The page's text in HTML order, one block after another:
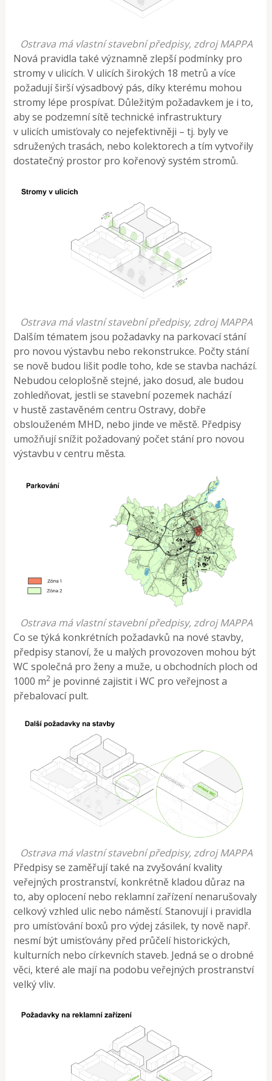
Ostrava má vlastní stavební předpisy, zdroj MAPPA
Nová pravidla také významně zlepší podmínky pro
stromy v ulicích. V ulicích širokých 18 metrů a více
požadují širší výsadbový pás, díky kterému mohou
stromy lépe prospívat. Důležitým požadavkem je i to,
aby se podzemní sítě technické infrastruktury
v ulicích umisťovaly co nejefektivněji – tj. byly ve
sdružených trasách, nebo kolektorech a tím vytvořily
dostatečný prostor pro kořenový systém stromů.
Ostrava má vlastní stavební předpisy, zdroj MAPPA
Dalším tématem jsou požadavky na parkovací stání
pro novou výstavbu nebo rekonstrukce. Počty stání
se nově budou lišit podle toho, kde se stavba nachází.
Nebudou celoplošně stejné, jako dosud, ale budou
zohledňovat, jestli se stavební pozemek nachází
v hustě zastavěném centru Ostravy, dobře
obslouženém MHD, nebo jinde ve městě. Předpisy
umožňují snížit požadovaný počet stání pro novou
výstavbu v centru města.
Ostrava má vlastní stavební předpisy, zdroj MAPPA
Co se týká konkrétních požadavků na nové stavby,
předpisy stanoví, že u malých provozoven mohou být
WC společná pro ženy a muže, u obchodních ploch od
1000 m2 je povinné zajistit i WC pro veřejnost a
přebalovací pult.
Ostrava má vlastní stavební předpisy, zdroj MAPPA
Předpisy se zaměřují také na zvyšování kvality
veřejných prostranství, konkrétně kladou důraz na
to, aby oplocení nebo reklamní zařízení nenarušovaly
celkový vzhled ulic nebo náměstí. Stanovují i pravidla
pro umísťování boxů pro výdej zásilek, ty nově např.
nesmí být umisťovány před průčelí historických,
kulturních nebo církevních staveb. Jedná se o drobné
věci, které ale mají na podobu veřejných prostranství
velký vliv.